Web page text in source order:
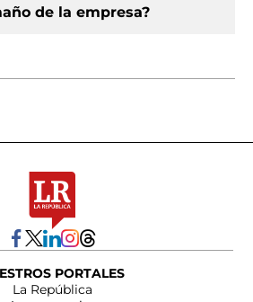
de la empresa?
PORTALES
La República